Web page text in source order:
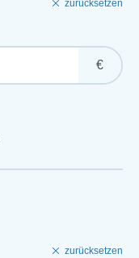
zurücksetzen
€
zurücksetzen